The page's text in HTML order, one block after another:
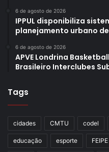
6 de agosto de 2026
IPPUL disponibiliza
planejamento urbano
6 de agosto de 2026
APVE Londrina
Brasileiro Interclubes
Tags
cidades CMTU codel
educação esporte FEIPE